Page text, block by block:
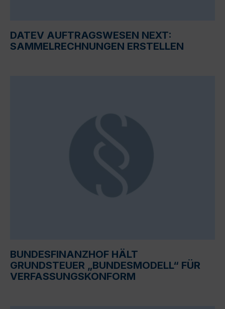
DATEV AUFTRAGSWESEN NEXT:
SAMMELRECHNUNGEN ERSTELLEN
BUNDESFINANZHOF HÄLT
GRUNDSTEUER „BUNDESMODELL“ FÜR
VERFASSUNGSKONFORM